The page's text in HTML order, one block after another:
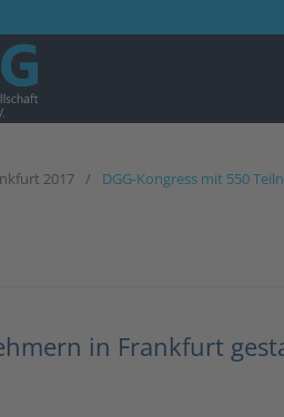
2017 DGG-Kongress mit 550
in Frankfurt